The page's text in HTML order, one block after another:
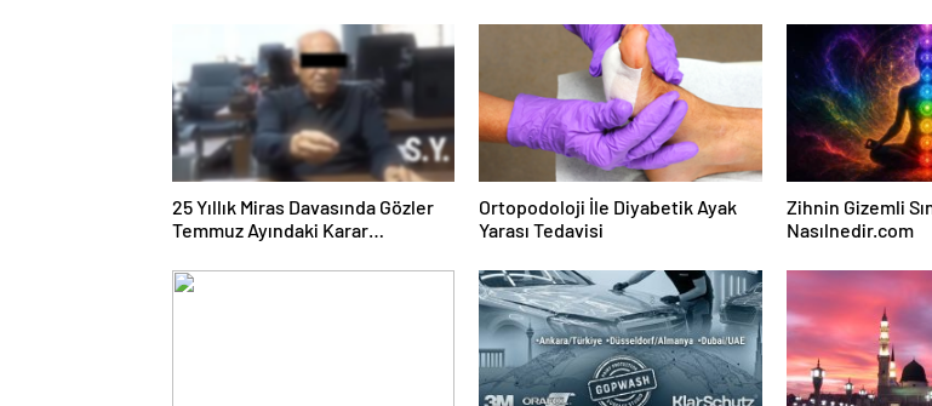
25 Yıllık Miras Davasında Gözler
Temmuz Ayındaki Karar
Ortopodoloji İle Diyabetik Ayak
Yarası Tedavisi
Zihnin Gizemli
Nasılnedir.com